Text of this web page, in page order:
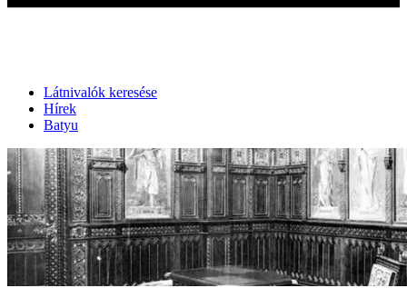
Látnivalók keresése
Hírek
Batyu